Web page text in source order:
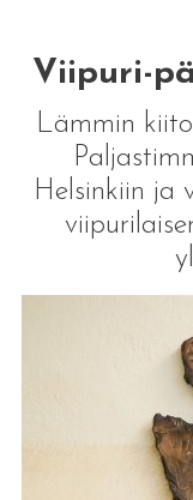
Viipuri-
Lämmin
Helsinkiin ja